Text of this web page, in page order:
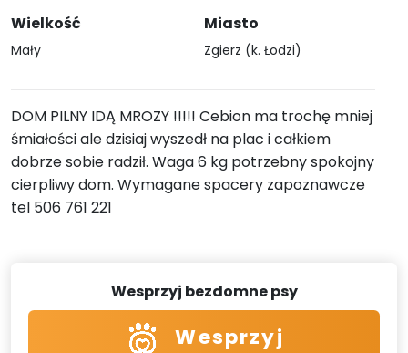
Wielkość
Mały
Miasto
Zgierz (k. Łodzi)
DOM PILNY IDĄ MROZY !!!!! Cebion ma trochę mniej
śmiałości ale dzisiaj wyszedł na plac i całkiem
dobrze sobie radził. Waga 6 kg potrzebny spokojny
cierpliwy dom. Wymagane spacery zapoznawcze
tel 506 761 221
Wesprzyj bezdomne psy
Wesprzyj